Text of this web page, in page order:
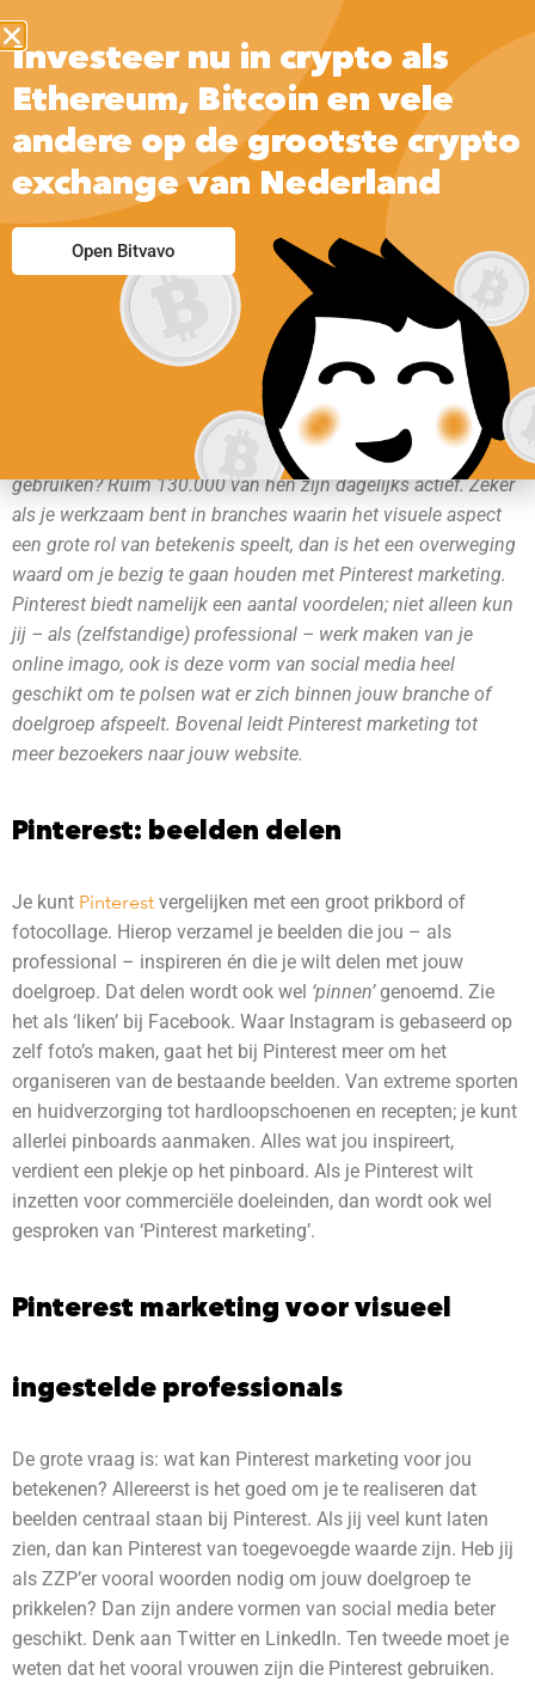
Wist je dat 1,1 miljoen mensen in Nederland Pinterest
gebruiken? Ruim 130.000 van hen zijn dagelijks actief. Zeker
als je werkzaam bent in branches waarin het visuele aspect
een grote rol van betekenis speelt, dan is het een overweging
waard om je bezig te gaan houden met Pinterest marketing.
Pinterest biedt namelijk een aantal voordelen; niet alleen kun
jij – als (zelfstandige) professional – werk maken van je
online imago, ook is deze vorm van social media heel
geschikt om te polsen wat er zich binnen jouw branche of
doelgroep afspeelt. Bovenal leidt Pinterest marketing tot
meer bezoekers naar jouw website.
Pinterest: beelden delen
Je kunt Pinterest vergelijken met een groot prikbord of
fotocollage. Hierop verzamel je beelden die jou – als
professional – inspireren én die je wilt delen met jouw
doelgroep. Dat delen wordt ook wel ‘pinnen’genoemd. Zie
het als ‘liken’ bij Facebook. Waar Instagram is gebaseerd op
zelf foto’s maken, gaat het bij Pinterest meer om het
organiseren van de bestaande beelden. Van extreme sporten
en huidverzorging tot hardloopschoenen en recepten; je kunt
allerlei pinboards aanmaken. Alles wat jou inspireert,
verdient een plekje op het pinboard. Als je Pinterest wilt
inzetten voor commerciële doeleinden, dan wordt ook wel
gesproken van ‘Pinterest marketing’.
Pinterest marketing voor visueel
ingestelde professionals
De grote vraag is: wat kan Pinterest marketing voor jou
betekenen? Allereerst is het goed om je te realiseren dat
beelden centraal staan bij Pinterest. Als jij veel kunt laten
zien, dan kan Pinterest van toegevoegde waarde zijn. Heb jij
als ZZP’er vooral woorden nodig om jouw doelgroep te
prikkelen? Dan zijn andere vormen van social media beter
geschikt. Denk aan Twitter en LinkedIn. Ten tweede moet je
weten dat het vooral vrouwen zijn die Pinterest gebruiken.
Investeer nu in crypto als
Ethereum, Bitcoin en vele
andere op de grootste crypto
exchange van Nederland
Open Bitvavo